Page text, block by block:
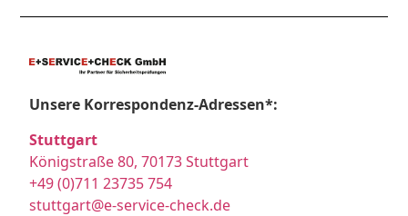
Unsere Korrespondenz-Adressen*:
Stuttgart
Königstraße 80, 70173 Stuttgart
+49 (0)711 23735 754
stuttgart@e-service-check.de